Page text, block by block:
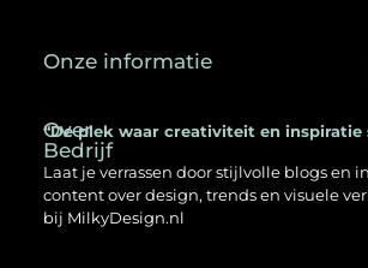
Over
Bedrijf
“De plek waar creativiteit en inspiratie
Laat je verrassen door stijlvolle blogs en
content over design, trends en visuele
bij MilkyDesign.nl
Onze informatie